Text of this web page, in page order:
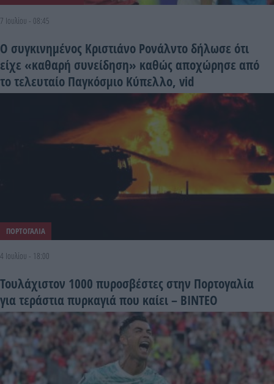
7 Ιουλίου - 08:45
Ο συγκινημένος Κριστιάνο Ρονάλντο δήλωσε ότι
είχε «καθαρή συνείδηση» καθώς αποχώρησε από
το τελευταίο Παγκόσμιο Κύπελλο, vid
ΠΟΡΤΟΓΑΛΙΑ
4 Ιουλίου - 18:00
Τουλάχιστον 1000 πυροσβέστες στην Πορτογαλία
για τεράστια πυρκαγιά που καίει – BINTEO